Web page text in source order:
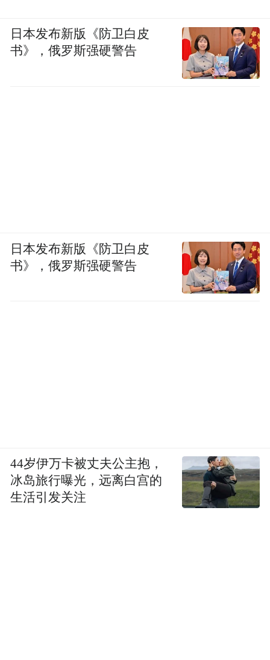
日本发布新版《防卫白皮
书》，俄罗斯强硬警告
日本发布新版《防卫白皮
书》，俄罗斯强硬警告
44岁伊万卡被丈夫公主抱，
冰岛旅行曝光，远离白宫的
生活引发关注